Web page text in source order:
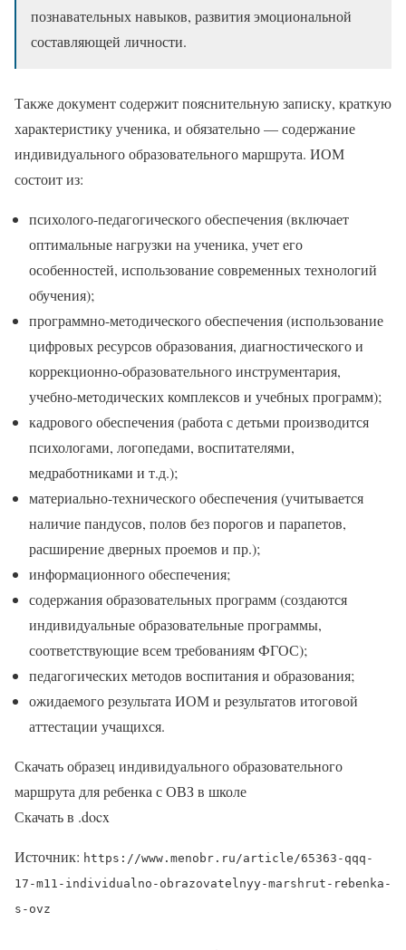
познавательных навыков, развития эмоциональной
составляющей личности.
Также документ содержит пояснительную записку, краткую
характеристику ученика, и обязательно — содержание
индивидуального образовательного маршрута. ИОМ
состоит из:
психолого-педагогического обеспечения (включает
оптимальные нагрузки на ученика, учет его
особенностей, использование современных технологий
обучения);
программно-методического обеспечения (использование
цифровых ресурсов образования, диагностического и
коррекционно-образовательного инструментария,
учебно-методических комплексов и учебных программ);
кадрового обеспечения (работа с детьми производится
психологами, логопедами, воспитателями,
медработниками и т.д.);
материально-технического обеспечения (учитывается
наличие пандусов, полов без порогов и парапетов,
расширение дверных проемов и пр.);
информационного обеспечения;
содержания образовательных программ (создаются
индивидуальные образовательные программы,
соответствующие всем требованиям ФГОС);
педагогических методов воспитания и образования;
ожидаемого результата ИОМ и результатов итоговой
аттестации учащихся.
Скачать образец индивидуального образовательного
маршрута для ребенка с ОВЗ в школе
Скачать в .docx
Источник: https://www.menobr.ru/article/65363-qqq-
17-m11-individualno-obrazovatelnyy-marshrut-rebenka-
s-ovz